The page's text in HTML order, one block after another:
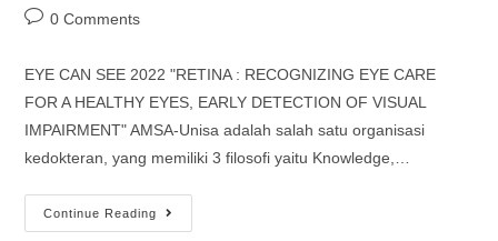
0 Comments
EYE CAN SEE 2022 "RETINA : RECOGNIZING EYE CARE
FOR A HEALTHY EYES, EARLY DETECTION OF VISUAL
IMPAIRMENT" AMSA-Unisa adalah salah satu organisasi
kedokteran, yang memiliki 3 filosofi yaitu Knowledge,…
Continue Reading